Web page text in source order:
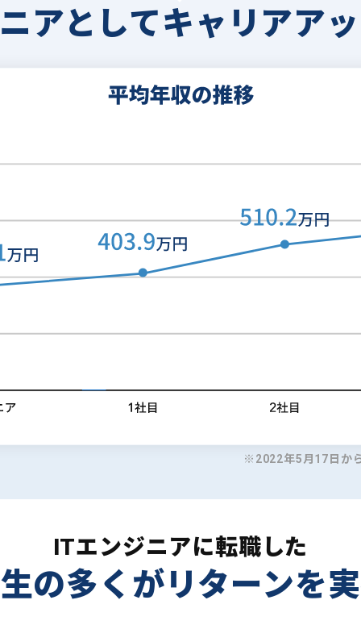
アとしてキャリアア
※2022年5月17日か
ITエンジニアに転職した
の多くがリターンを